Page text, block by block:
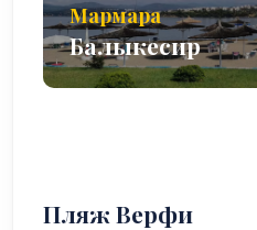
Мармара
Балыкесир
Пляж Верфи